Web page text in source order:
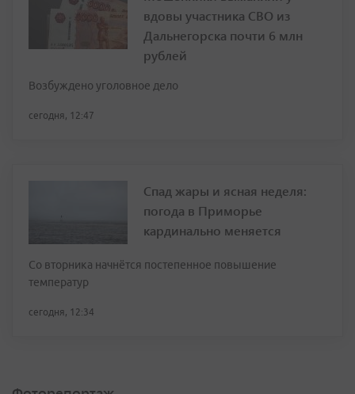
вдовы участника СВО из
Дальнегорска почти 6 млн
рублей
Возбуждено уголовное дело
сегодня, 12:47
Спад жары и ясная неделя:
погода в Приморье
кардинально меняется
Со вторника начнётся постепенное повышение
температур
сегодня, 12:34